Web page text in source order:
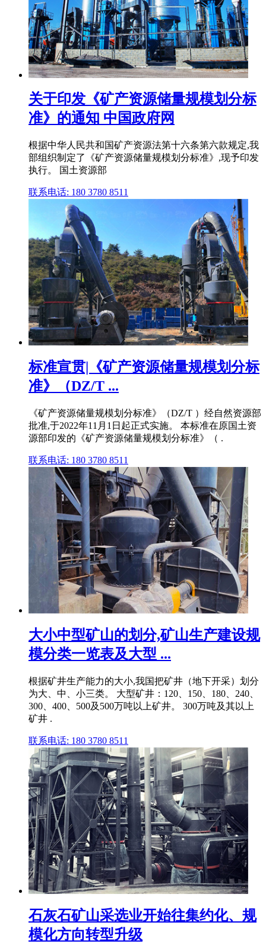
关于印发《矿产资源储量规模划分标
准》的通知 中国政府网
根据中华人民共和国矿产资源法第十六条第六款规定,我
部组织制定了《矿产资源储量规模划分标准》,现予印发
执行。 国土资源部
联系电话: 180 3780 8511
标准宣贯|《矿产资源储量规模划分标
准》（DZ/T ...
《矿产资源储量规模划分标准》（DZ/T ）经自然资源部
批准,于2022年11月1日起正式实施。 本标准在原国土资
源部印发的《矿产资源储量规模划分标准》（ .
联系电话: 180 3780 8511
大小中型矿山的划分,矿山生产建设规
模分类一览表及大型 ...
根据矿井生产能力的大小,我国把矿井（地下开采）划分
为大、中、小三类。 大型矿井：120、150、180、240、
300、400、500及500万吨以上矿井。 300万吨及其以上
矿井 .
联系电话: 180 3780 8511
石灰石矿山采选业开始往集约化、规
模化方向转型升级